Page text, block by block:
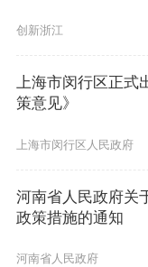
创新浙江
上海市闵行区正式
策意见》
上海市闵行区人民政府
河南省人民政府关
政策措施的通知
河南省人民政府